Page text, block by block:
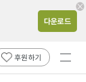
다운로드
후원하기
전체